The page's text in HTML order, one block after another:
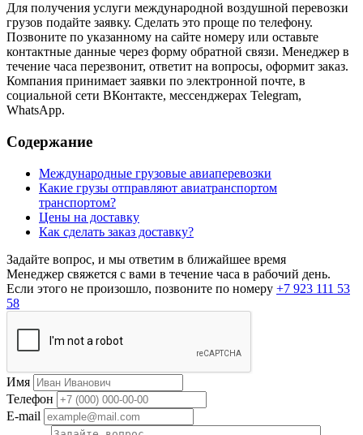
Для получения услуги международной воздушной перевозки
грузов подайте заявку. Сделать это проще по телефону.
Позвоните по указанному на сайте номеру или оставьте
контактные данные через форму обратной связи. Менеджер в
течение часа перезвонит, ответит на вопросы, оформит заказ.
Компания принимает заявки по электронной почте, в
социальной сети ВКонтакте, мессенджерах Telegram,
WhatsApp.
Содержание
Международные грузовые авиаперевозки
Какие грузы отправляют авиатранспортом
транспортом?
Цены на доставку
Как сделать заказ доставку?
Задайте вопрос, и мы ответим в ближайшее время
Менеджер свяжется с вами в течение часа в рабочий день.
Если этого не произошло, позвоните по номеру +7 923 111 53
58
Имя
Телефон
E-mail